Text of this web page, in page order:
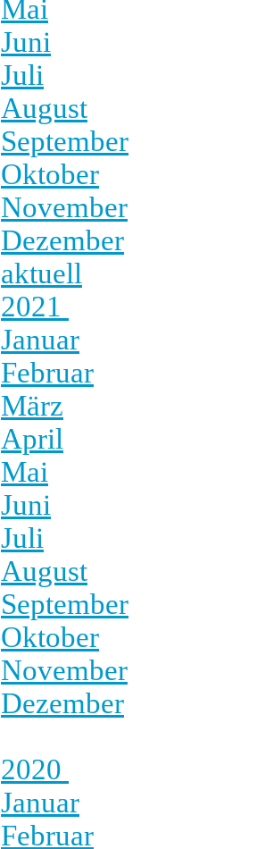
Mai
Juni
Juli
August
September
Oktober
November
Dezember
aktuell
2021
Januar
Februar
März
April
Mai
Juni
Juli
August
September
Oktober
November
Dezember
2020
Januar
Februar